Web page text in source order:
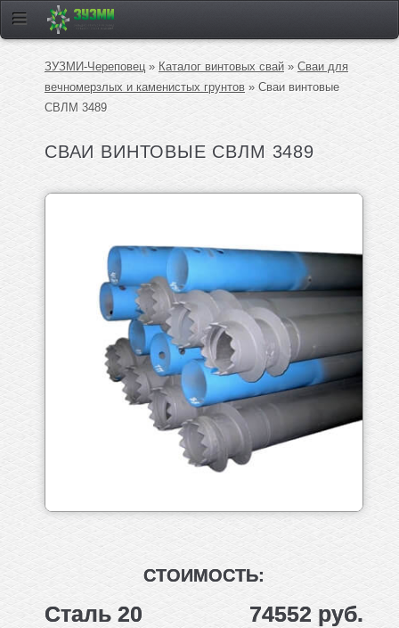
ЗУЗМИ-Череповец » Каталог винтовых свай » Сваи для
вечномерзлых и каменистых грунтов » Сваи винтовые
СВЛМ 3489
СВАИ ВИНТОВЫЕ СВЛМ 3489
СТОИМОСТЬ:
Сталь 20
74552 руб.